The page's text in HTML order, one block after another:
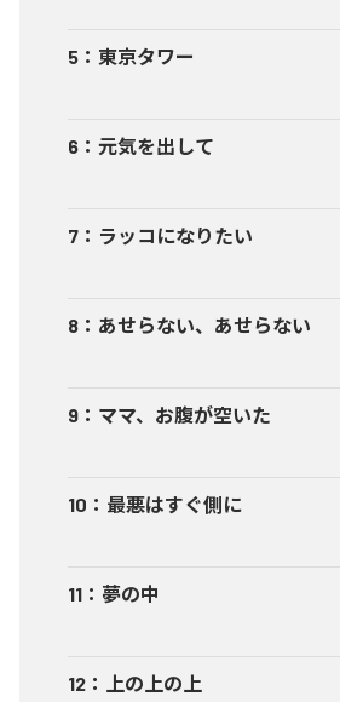
5 ： 東京タワー
6 ： 元気を出して
7 ： ラッコになりたい
8 ： あせらない、あせらない
9 ： ママ、お腹が空いた
10 ： 最悪はすぐ側に
11 ： 夢の中
12 ： 上の上の上